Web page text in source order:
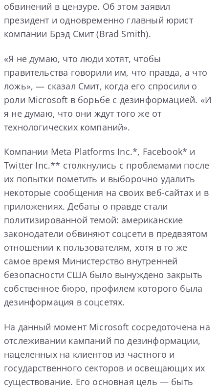
обвинений в цензуре. Об этом заявил
президент и одновременно главный юрист
компании Брэд Смит (Brad Smith).
«Я не думаю, что люди хотят, чтобы
правительства говорили им, что правда, а что
ложь», — сказал Смит, когда его спросили о
роли Microsoft в борьбе с дезинформацией. «И
я не думаю, что они ждут того же от
технологических компаний».
Компании Meta Platforms Inc.*, Facebook* и
Twitter Inc.** столкнулись с проблемами после
их попытки пометить и выборочно удалить
некоторые сообщения на своих веб-сайтах и ​​в
приложениях. Дебаты о правде стали
политизированной темой: американские
законодатели обвиняют соцсети в предвзятом
отношении к пользователям, хотя в то же
самое время Министерство внутренней
безопасности США было вынуждено закрыть
собственное бюро, профилем которого была
дезинформация в соцсетях.
На данный момент Microsoft сосредоточена на
отслеживании кампаний по дезинформации,
нацеленных на клиентов из частного и
государственного секторов и освещающих их
существование. Его основная цель — быть